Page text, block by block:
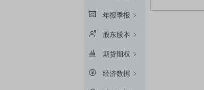
年报季报
股东股本
期货期权
经济数据